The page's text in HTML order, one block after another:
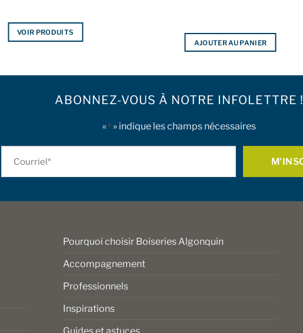
4,98 $
VOIR PRODUITS
AJOUTER AU PANIER
ABONNEZ-VOUS À NOTRE INFOLETTRE !
«*» indique les champs nécessaires
Pourquoi choisir Boiseries Algonquin
Accompagnement
Professionnels
Inspirations